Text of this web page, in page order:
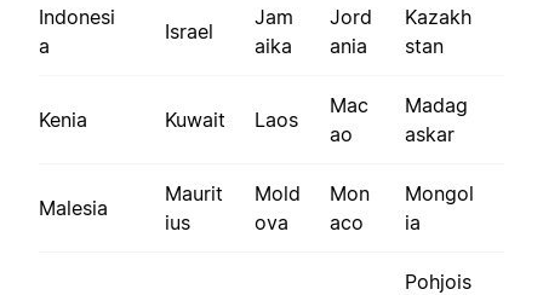
Indonesi
a
Israel
Jam
aika
Jord
ania
Kazakh
stan
Kenia Kuwait Laos
Mac
ao
Madag
askar
Malesia
Maurit
ius
Mold
ova
Mon
aco
Mongol
ia
Pohjois